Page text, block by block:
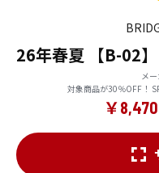
26年春夏 【B-02
メ
対象商品が30％OFF！
￥8,470